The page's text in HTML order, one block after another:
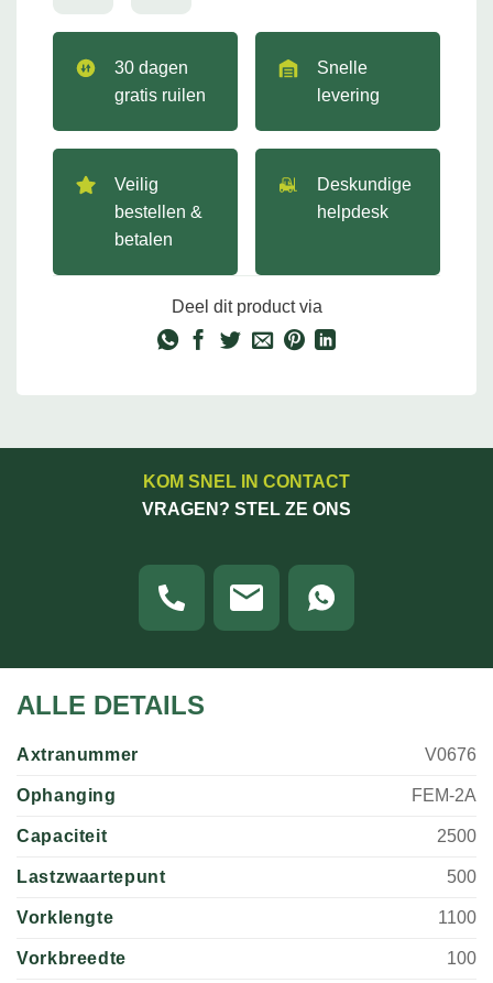
30 dagen
gratis ruilen
Snelle
levering
Veilig
bestellen &
betalen
Deskundige
helpdesk
Deel dit product via
KOM SNEL IN CONTACT
VRAGEN? STEL ZE ONS
ALLE DETAILS
Axtranummer V0676
Ophanging FEM-2A
Capaciteit 2500
Lastzwaartepunt 500
Vorklengte 1100
Vorkbreedte 100